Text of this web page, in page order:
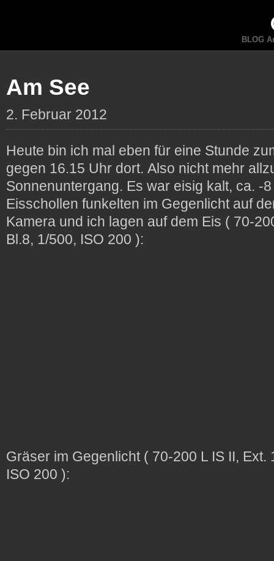
BLOG
Am See
2. Februar 2012
Heute bin ich mal eben für eine Stunde
gegen 16.15 Uhr dort. Also nicht mehr
Sonnenuntergang. Es war eisig kalt, ca. -
Eisschollen funkelten im Gegenlicht auf
Kamera und ich lagen auf dem Eis ( 70-
Bl.8, 1/500, ISO 200 ):
Gräser im Gegenlicht ( 70-200 L IS II, Ext.
ISO 200 ):